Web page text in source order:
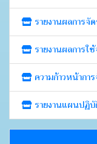
รายงานผลการจั
รายงานผลการใ
ความก้าวหน้าก
รายงานแผนปฏิ